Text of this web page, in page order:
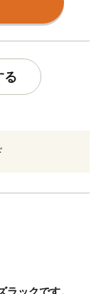
る
ックです。